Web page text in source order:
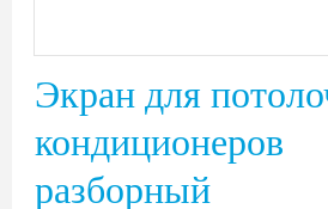
Экран для
кондиционеров
разборный